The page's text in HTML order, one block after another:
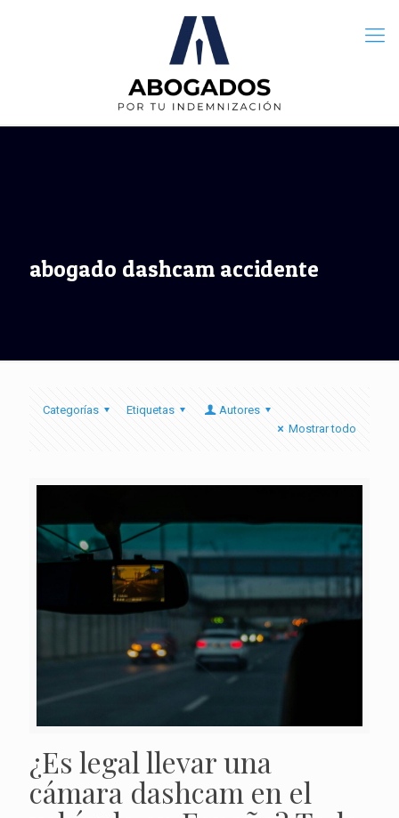
abogado dashcam accidente
Categorías Etiquetas
Autores
Mostrar todo
¿Es legal llevar una
cámara dashcam en el